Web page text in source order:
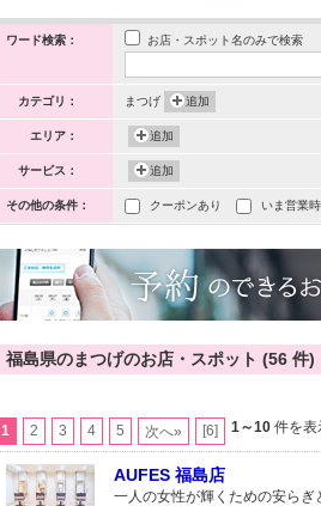
ワード検索： お店・スポット名のみで検索
カテゴリ： まつげ 追加
エリア： 追加
サービス： 追加
その他の条件： クーポンあり いま営業
福島県のまつげのお店・スポット (56 件)
1 2 3 4 5 次へ» [6] 1～10 件を表
AUFES 福島店
一人の女性が輝くための安らぎ